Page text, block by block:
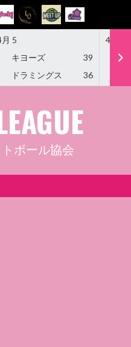
5
キヨーズ
39
ドラミングス
36
4月 5
ボール協会